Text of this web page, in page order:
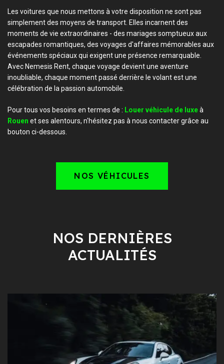
Les voitures que nous mettons à votre disposition ne sont pas
simplement des moyens de transport. Elles incarnent des
moments de vie extraordinaires - des mariages somptueux aux
escapades romantiques, des voyages d'affaires mémorables aux
événements spéciaux qui exigent une présence remarquable.
Avec Nemesis Rent, chaque voyage devient une aventure
inoubliable, chaque moment passé derrière le volant est une
célébration de la passion automobile.
Pour tous vos besoins en termes de : Louer véhicule de luxeà
Rouen et ses alentours, n'hésitez pas à nous contacter grâce au
bouton ci-dessous.
NOS VÉHICULES
NOS DERNIÈRES
ACTUALITÉS